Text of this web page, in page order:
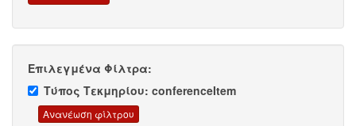
Επιλεγμένα Φίλτρα:
Τύπος Τεκμηρίου: conferenceItem